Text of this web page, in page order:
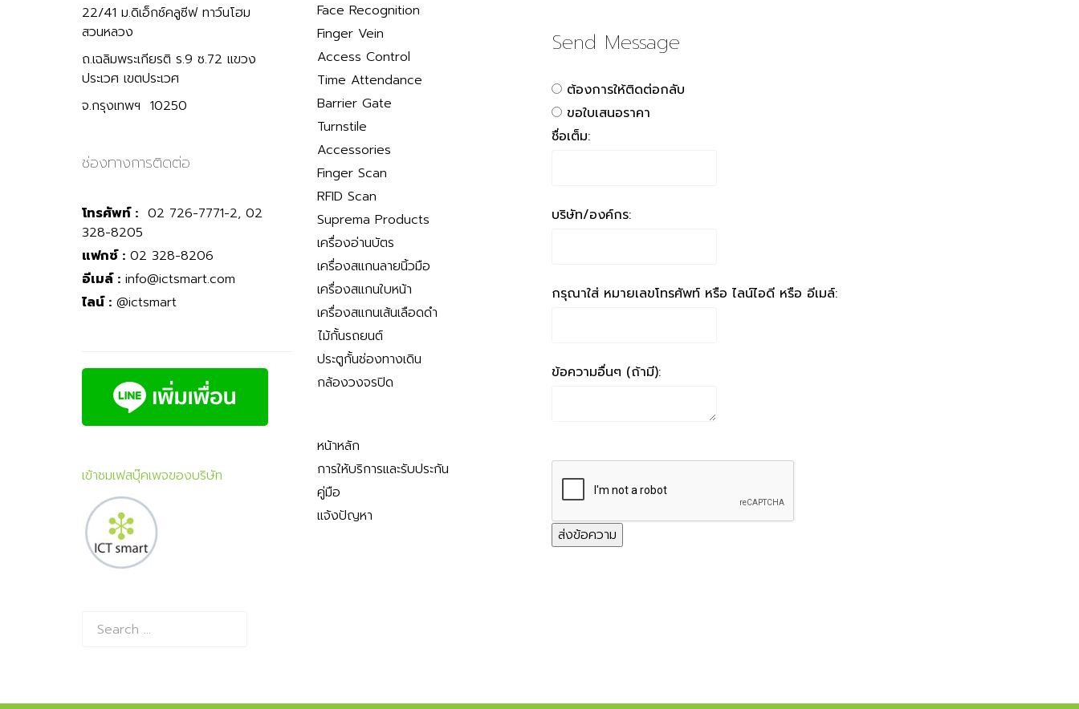
22/41 ม.ดิเอ็กซ์คลูซีฟ ทาว์นโฮม
สวนหลวง
ถ.เฉลิมพระเกียรติ ร.9 ซ.72 แขวง
ประเวศ เขตประเวศ
จ.กรุงเทพฯ 10250
ช่องทางการติดต่อ
โทรศัพท์ : 02 726-7771-2, 02
328-8205
แฟกซ์ : 02 328-8206
อีเมล์ : info@ictsmart.com
ไลน์ : @ictsmart
เข้าชมเฟสบุ๊คเพจของบริษัท
Face Recognition
Finger Vein
Access Control
Time Attendance
Barrier Gate
Turnstile
Accessories
Finger Scan
RFID Scan
Suprema Products
เครื่องอ่านบัตร
เครื่องสแกนลายนิ้วมือ
เครื่องสแกนใบหน้า
เครื่องสแกนเส้นเลือดดำ
ไม้กั้นรถยนต์
ประตูกั้นช่องทางเดิน
กล้องวงจรปิด
หน้าหลัก
การให้บริการและรับประกัน
คู่มือ
แจ้งปัญหา
Send Message
ต้องการให้ติดต่อกลับ
ขอใบเสนอราคา
ชื่อเต็ม:
บริษัท/องค์กร:
กรุณาใส่ หมายเลขโทรศัพท์ หรือ ไลน์ไอดี หรือ อีเมล์:
ข้อความอื่นๆ (ถ้ามี):